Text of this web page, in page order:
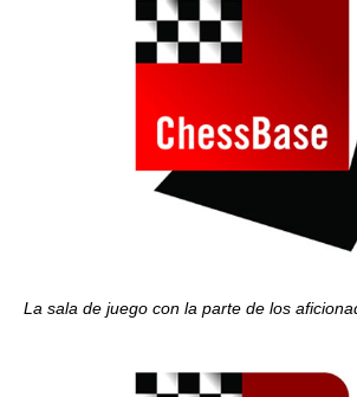
La sala de juego con la parte de los